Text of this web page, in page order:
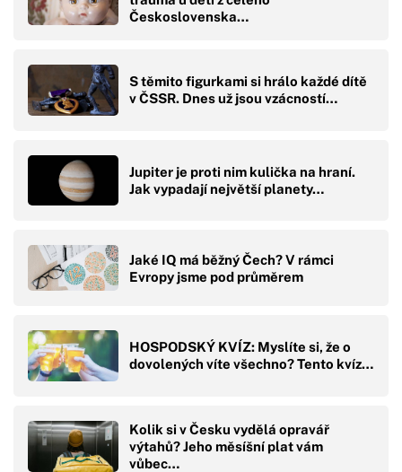
Československa…
S těmito figurkami si hrálo každé dítě
v ČSSR. Dnes už jsou vzácností…
Jupiter je proti nim kulička na hraní.
Jak vypadají největší planety…
Jaké IQ má běžný Čech? V rámci
Evropy jsme pod průměrem
HOSPODSKÝ KVÍZ: Myslíte si, že o
dovolených víte všechno? Tento kvíz…
Kolik si v Česku vydělá opravář
výtahů? Jeho měsíšní plat vám
vůbec…